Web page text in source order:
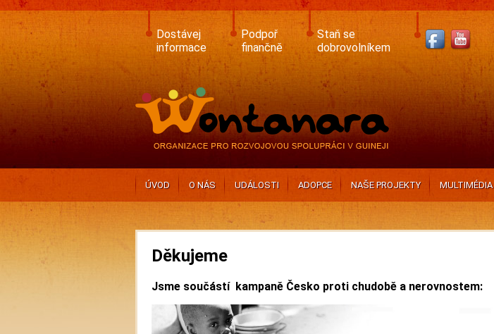
Skip
to
content
Dostávej
informace
Podpoř
finančně
Staň se
dobrovolníkem
ÚVOD O NÁS UDÁLOSTI ADOPCE NAŠE PROJEKTY MULTIMÉDIA
Děkujeme
Jsme součástí kampaně Česko proti chudobě a nerovnostem: